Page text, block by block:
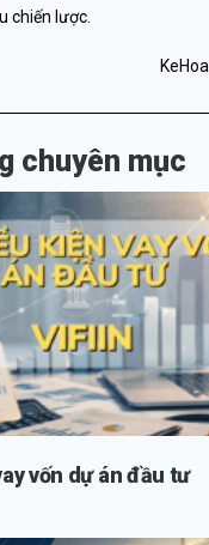
chiến lược.
chuyên mục
vốn dự án đầu tư